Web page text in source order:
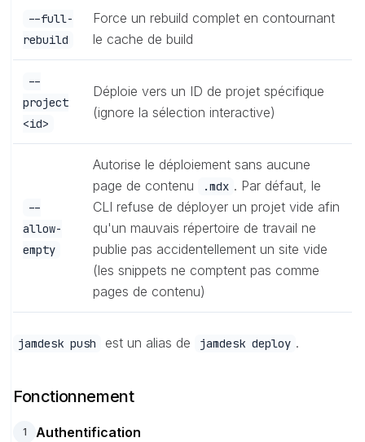
--full-
rebuild
Force un rebuild complet en contournant
le cache de build
--
project
<id>
Déploie vers un ID de projet spécifique
(ignore la sélection interactive)
--
allow-
empty
Autorise le déploiement sans aucune
page de contenu
.mdx . Par défaut, le
CLI refuse de déployer un projet vide afin
qu'un mauvais répertoire de travail ne
publie pas accidentellement un site vide
(les snippets ne comptent pas comme
pages de contenu)
jamdesk push est un alias de jamdesk deploy .
Fonctionnement
1
Authentification